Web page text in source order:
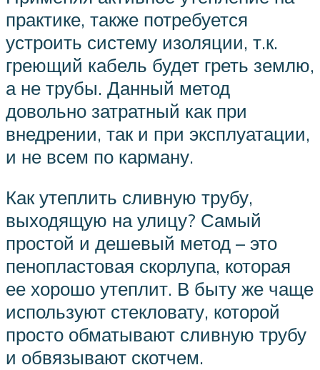
практике, также потребуется
устроить систему изоляции, т.к.
греющий кабель будет греть землю,
а не трубы. Данный метод
довольно затратный как при
внедрении, так и при эксплуатации,
и не всем по карману.
Как утеплить сливную трубу,
выходящую на улицу? Самый
простой и дешевый метод – это
пенопластовая скорлупа, которая
ее хорошо утеплит. В быту же чаще
используют стекловату, которой
просто обматывают сливную трубу
и обвязывают скотчем.